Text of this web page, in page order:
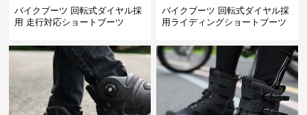
バイクブーツ 回転式ダイヤル採
用 走行対応ショートブーツ
バイクブーツ 回転式ダイヤル採
用ライディングショートブーツ